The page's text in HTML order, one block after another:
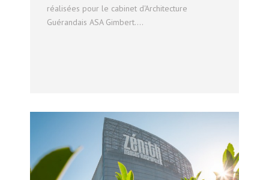
réalisées pour le cabinet d'Architecture
Guérandais ASA Gimbert....